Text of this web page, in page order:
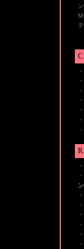
・
・
・
・
・
・
・
・
・
・
・
・
・
・
・